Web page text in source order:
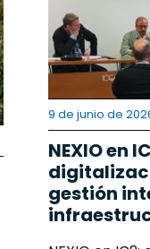
9 de junio de
NEXIO en
gestión